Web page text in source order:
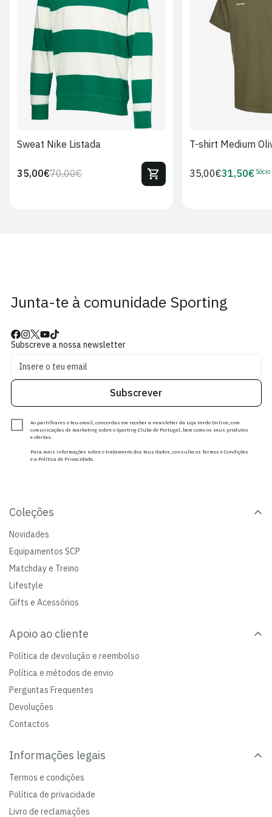
S XL 2XL
Sweat Nike Listada
Preço
70,00€Preço
35,00€
T-shirt Medium
Preço
35,00€Preço
31,50€ Sócio
Junta-te à comunidade Sporting
Subscreve a nossa newsletter
Subscrever
Ao partilhares o teu email, concordas em receber a newsletter da Loja Verde Online, com
comunicações de marketing sobre o Sporting Clube de Portugal, bem como os seus produtos
e ofertas.
Para mais informações sobre o tratamento dos teus dados, consulta os Termos e Condições
e a Política de Privacidade.
Coleções
Novidades
Equipamentos SCP
Matchday e Treino
Lifestyle
Gifts e Acessórios
Apoio ao cliente
Política de devolução e reembolso
Política e métodos de envio
Perguntas Frequentes
Devoluções
Contactos
Informações legais
Termos e condições
Política de privacidade
Livro de reclamações